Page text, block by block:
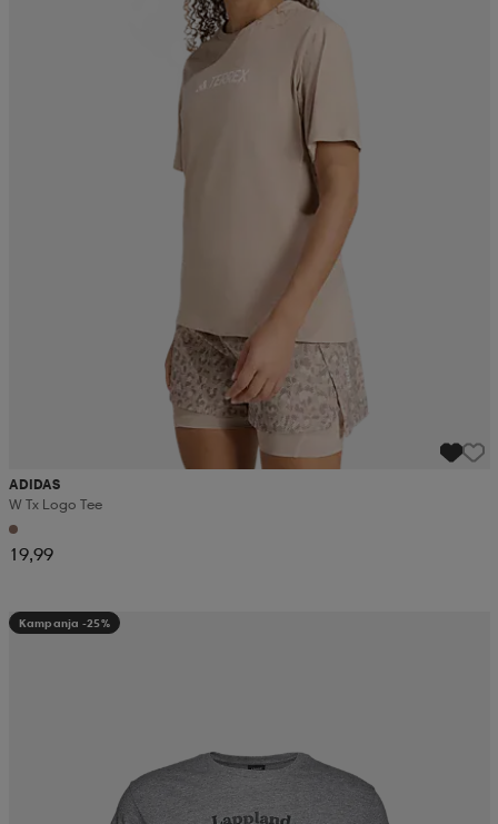
ADIDAS
W Tx Logo Tee
19,99
Kampanja -25%